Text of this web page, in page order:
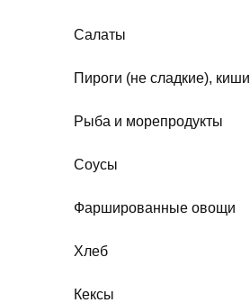
Салаты
Пироги (не сладкие), киши
Рыба и морепродукты
Соусы
Фаршированные овощи
Хлеб
Кексы